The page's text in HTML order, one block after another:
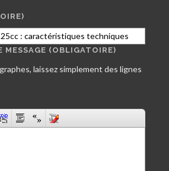
TEXTE DE VOTRE MESSAGE (OBLIGATOIRE)
laissez simplement des lignes